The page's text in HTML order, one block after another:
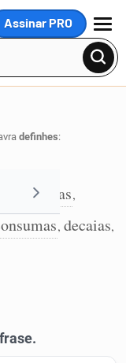
Assinar PRO
MENU
definhes:
abatas,
, decaias,